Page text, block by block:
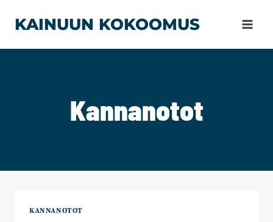
sisältöön
KAINUUN KOKOOMUS
Kannanotot
KANNANOTOT